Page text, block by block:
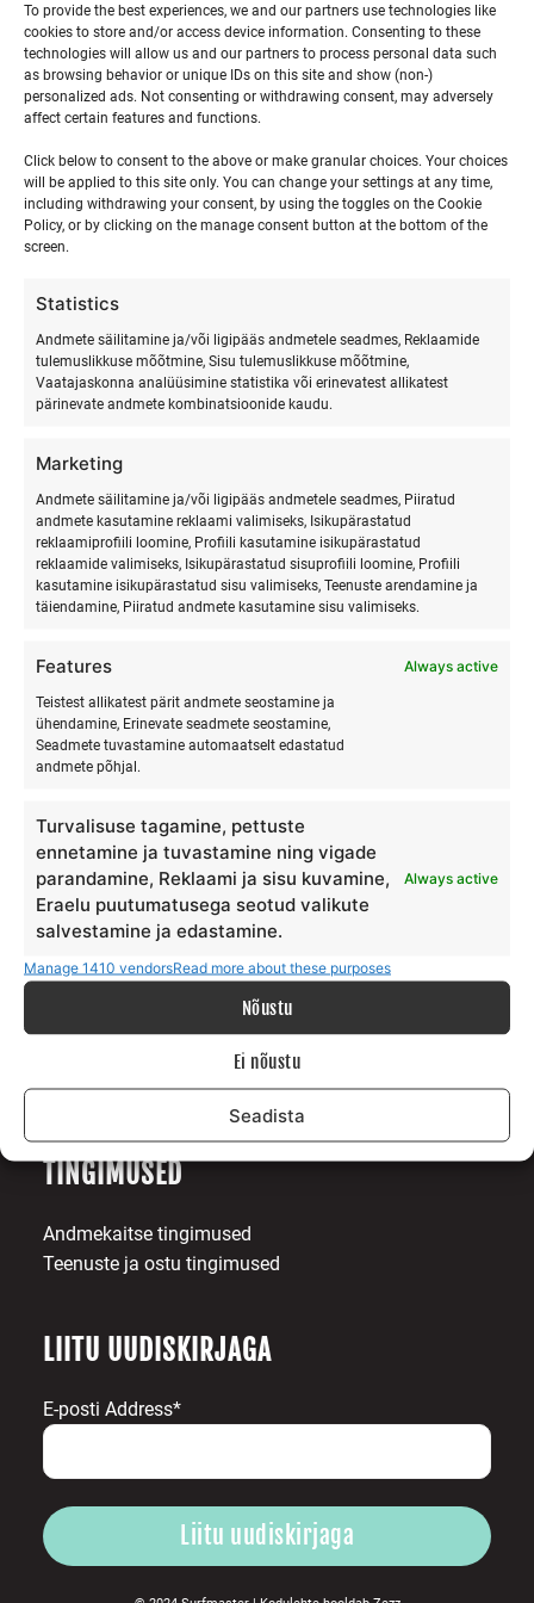
To provide the best experiences, we and our partners use technologies like
cookies to store and/or access device information. Consenting to these
technologies will allow us and our partners to process personal data such
as browsing behavior or unique IDs on this site and show (non-)
personalized ads. Not consenting or withdrawing consent, may adversely
affect certain features and functions.
Click below to consent to the above or make granular choices. Your choices
will be applied to this site only. You can change your settings at any time,
including withdrawing your consent, by using the toggles on the Cookie
Policy, or by clicking on the manage consent button at the bottom of the
screen.
Statistics
Andmete säilitamine ja/või ligipääs andmetele seadmes, Reklaamide
tulemuslikkuse mõõtmine, Sisu tulemuslikkuse mõõtmine,
Vaatajaskonna analüüsimine statistika või erinevatest allikatest
pärinevate andmete kombinatsioonide kaudu.
Marketing
Andmete säilitamine ja/või ligipääs andmetele seadmes, Piiratud
andmete kasutamine reklaami valimiseks, Isikupärastatud
reklaamiprofiili loomine, Profiili kasutamine isikupärastatud
reklaamide valimiseks, Isikupärastatud sisuprofiili loomine, Profiili
kasutamine isikupärastatud sisu valimiseks, Teenuste arendamine ja
täiendamine, Piiratud andmete kasutamine sisu valimiseks.
Features Always active
Teistest allikatest pärit andmete seostamine ja
ühendamine, Erinevate seadmete seostamine,
Seadmete tuvastamine automaatselt edastatud
andmete põhjal.
Turvalisuse tagamine, pettuste
ennetamine ja tuvastamine ning vigade
parandamine, Reklaami ja sisu kuvamine,
Eraelu puutumatusega seotud valikute
salvestamine ja edastamine.
Always active
Manage 1410 vendorsRead more about these purposes
Nõustu
Ei nõustu
Seadista
0
events,
5
0
events,
6
0
events,
7
0
events,
8
0
events,
9
0
events,
10
0
11
0
events,
12
0
events,
13
0
events,
14
0
events,
15
0
16
0
17
0
18
0
events,
19
0
events,
20
0
events,
21
0
events,
22
0
events,
23
0
events,
24
0
25
0
26
0
27
0
28
0
29
0
30
0
31
0
1
apr This Month
Ranna Surfiküla
+372 566 86 766
info@surfmaster.ee
MEIST
Meie lugu
Toetajad
TINGIMUSED
Andmekaitse tingimused
Teenuste ja ostu tingimused
LIITU UUDISKIRJAGA
E-posti Address*